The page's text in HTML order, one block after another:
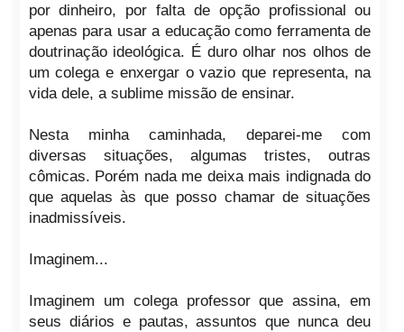
por dinheiro, por falta de opção profissional ou
apenas para usar a educação como ferramenta de
doutrinação ideológica. É duro olhar nos olhos de
um colega e enxergar o vazio que representa, na
vida dele, a sublime missão de ensinar.
Nesta minha caminhada, deparei-me com
diversas situações, algumas tristes, outras
cômicas. Porém nada me deixa mais indignada do
que aquelas às que posso chamar de situações
inadmissíveis.
Imaginem...
Imaginem um colega professor que assina, em
seus diários e pautas, assuntos que nunca deu